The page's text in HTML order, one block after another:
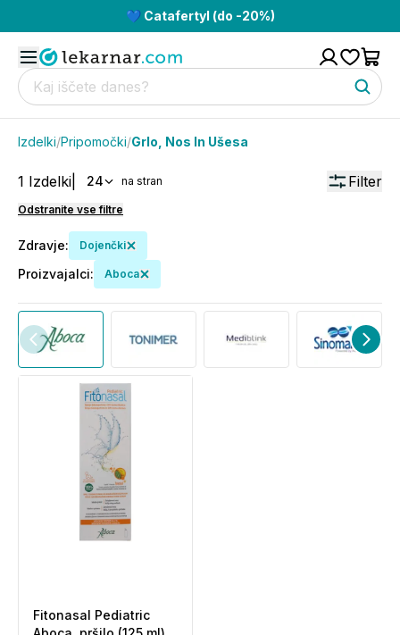
💙 Catafertyl (do -20%)
Izdelki/Pripomočki/Grlo, Nos In Ušesa
1 Izdelki 24 na stran Filter
Odstranite vse filtre
Zdravje: Dojenčki
Proizvajalci: Aboca
Fitonasal Pediatric